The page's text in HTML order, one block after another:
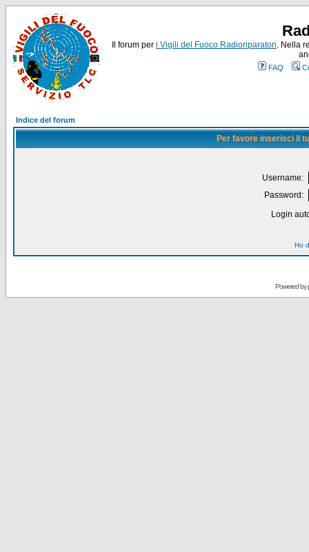
Il forum per i Vigili del Fuoco Radioriparatori. Nella
FAQ
Indice del forum
Per favore inserisci il
Username:
Password:
Login
Ho
Powered by